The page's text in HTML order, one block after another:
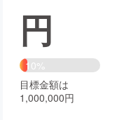
円
10%
目標金額は
1,000,000円